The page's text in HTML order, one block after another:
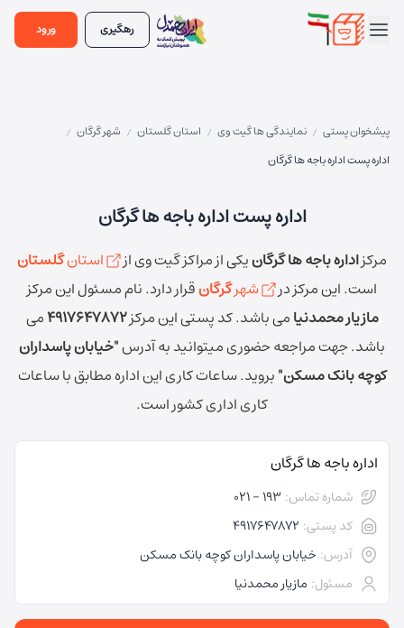
رهگیری ورود
پیشخوان پستی / نمایندگی ها گیت وی / استان گلستان / شهر گرگان /
اداره پست اداره باجه ها گرگان
اداره پست اداره باجه ها گرگان
مرکزاداره باجه ها گرگانیکی از مراکز گیت وی از استانگلستان
است.این مرکز در شهرگرگانقرار دارد.نام مسئول این مرکز
مازیار محمدنیامی باشد.کد پستی این مرکز4917647872می
باشد.جهت مراجعه حضوری میتوانید به آدرس"خیابان پاسداران
کوچه بانک مسکن"بروید.ساعات کاری این اداره مطابق با ساعات
کاری اداری کشور است.
اداره باجه ها گرگان
شماره تماس: 193 - 021
کد پستی: 4917647872
آدرس: خیابان پاسداران کوچه بانک مسکن
مسئول: مازیار محمدنیا